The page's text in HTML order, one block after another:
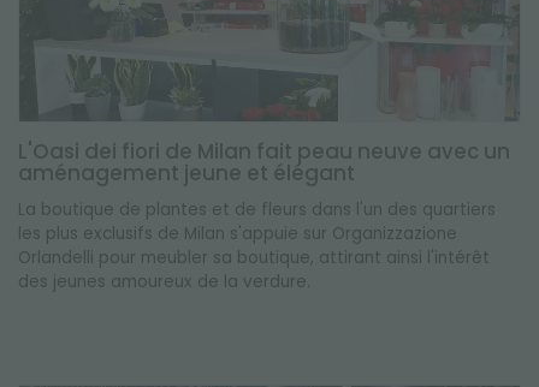
L'Oasi dei fiori de Milan fait peau neuve avec un
aménagement jeune et élégant
La boutique de plantes et de fleurs dans l'un des quartiers
les plus exclusifs de Milan s'appuie sur Organizzazione
Orlandelli pour meubler sa boutique, attirant ainsi l'intérêt
des jeunes amoureux de la verdure.